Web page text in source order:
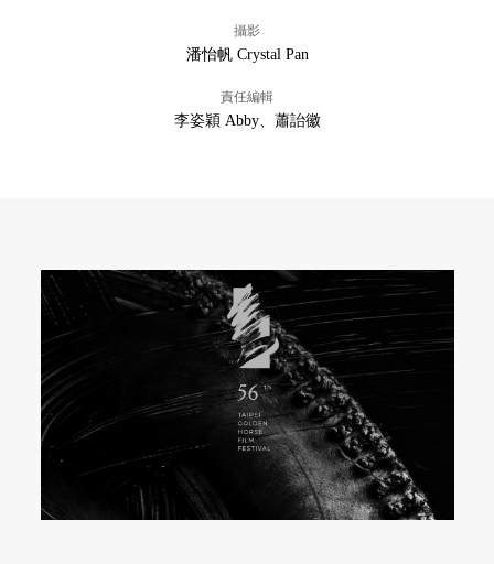
攝影
潘怡帆 Crystal Pan
責任編輯
李姿穎 Abby、蕭詒徽